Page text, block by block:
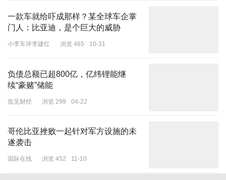
一款车就给吓成那样？某全球车企掌
门人：比亚迪，是个巨大的威胁
小李车评李建红 浏览 465 10-31
负债总额已超800亿，亿纬锂能继
续“豪赌”储能
侃见财经 浏览 299 04-22
哥伦比亚挫败一起针对军方设施的未
遂袭击
国际在线 浏览 452 11-10